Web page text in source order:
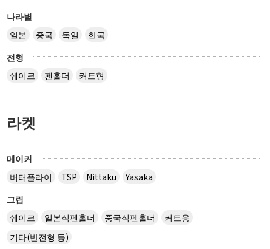
나라별
일본
중국 독일
한국
전형
쉐이크
펜홀더 커트형
라켓
메이커
버터플라이
TSP Nittaku
Yasaka
그립
쉐이크
일본식펜홀더 중국식펜홀더
커트용
기타(반전형 등)